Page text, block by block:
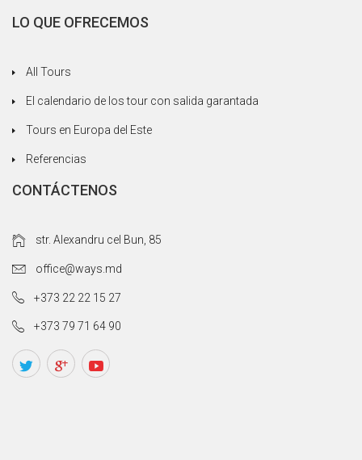
LO QUE OFRECEMOS
All Tours
El calendario de los tour con salida garantada
Tours en Europa del Este
Referencias
CONTÁCTENOS
str. Alexandru cel Bun, 85
office@ways.md
+373 22 22 15 27
+373 79 71 64 90